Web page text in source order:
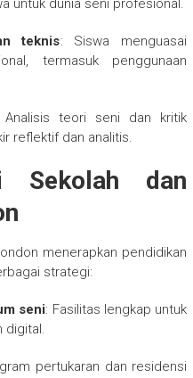
untuk dunia seni profesional.
teknis: Siswa menguasai
termasuk penggunaan
teori seni dan kritik
reflektif dan analitis.
Sekolah dan
menerapkan pendidikan
strategi:
seni: Fasilitas lengkap untuk
digital.
pertukaran dan residensi